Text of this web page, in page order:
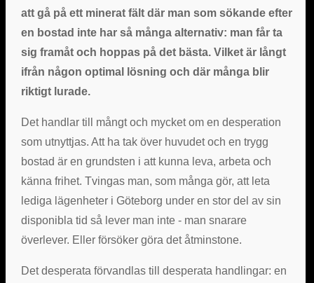
att gå på ett minerat fält där man som sökande efter
en bostad inte har så många alternativ: man får ta
sig framåt och hoppas på det bästa. Vilket är långt
ifrån någon optimal lösning och där många blir
riktigt lurade.
Det handlar till mångt och mycket om en desperation
som utnyttjas. Att ha tak över huvudet och en trygg
bostad är en grundsten i att kunna leva, arbeta och
känna frihet. Tvingas man, som många gör, att leta
lediga lägenheter i Göteborg under en stor del av sin
disponibla tid så lever man inte - man snarare
överlever. Eller försöker göra det åtminstone.
Det desperata förvandlas till desperata handlingar: en